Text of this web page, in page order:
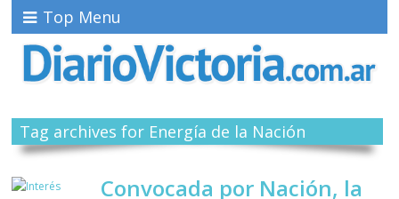
Top Menu
Tag archives for Energía de la Nación
Convocada por Nación, la